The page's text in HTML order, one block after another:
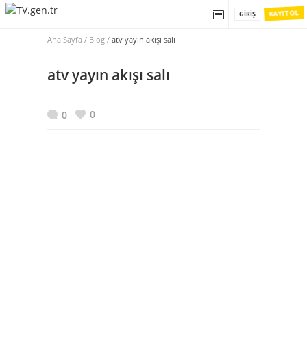
KAYIT OL
GIRIŞ
Ana Sayfa / Blog / atv yayın akışı salı
atv yayın akışı salı
0 0